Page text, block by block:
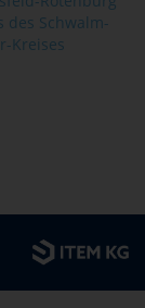
des Schwalm-
Kreises